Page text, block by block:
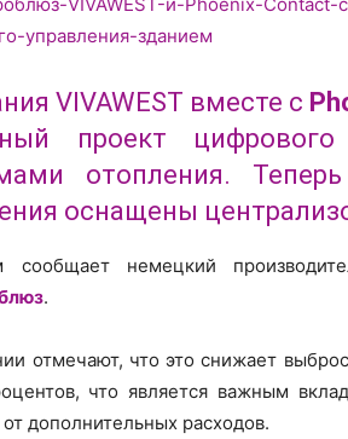
VIVAWEST вместе с
проект
отопления.
оснащены
немецкий
.
отмечают, что это снижает
что является важным
дополнительных расходов.